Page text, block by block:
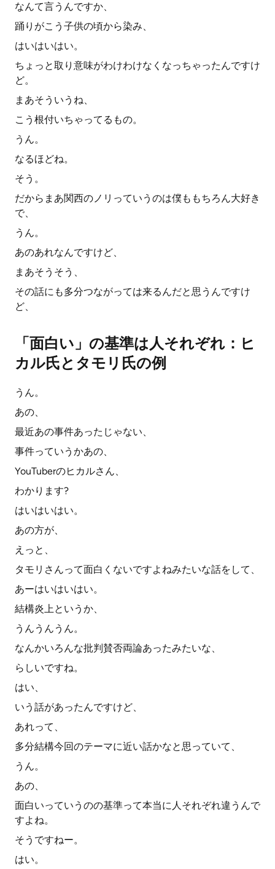
なんて言うんですか、
踊りがこう子供の頃から染み、
はいはいはい。
ちょっと取り意味がわけわけなくなっちゃったんですけ
ど。
まあそういうね、
こう根付いちゃってるもの。
うん。
なるほどね。
そう。
だからまあ関西のノリっていうのは僕ももちろん大好き
で、
うん。
あのあれなんですけど、
まあそうそう、
その話にも多分つながっては来るんだと思うんですけ
ど、
「面白い」の基準は人それぞれ：ヒ
カル氏とタモリ氏の例
うん。
あの、
最近あの事件あったじゃない、
事件っていうかあの、
YouTuberのヒカルさん、
わかります?
はいはいはい。
あの方が、
えっと、
タモリさんって面白くないですよねみたいな話をして、
あーはいはいはい。
結構炎上というか、
うんうんうん。
なんかいろんな批判賛否両論あったみたいな、
らしいですね。
はい、
いう話があったんですけど、
あれって、
多分結構今回のテーマに近い話かなと思っていて、
うん。
あの、
面白いっていうのの基準って本当に人それぞれ違うんで
すよね。
そうですねー。
はい。